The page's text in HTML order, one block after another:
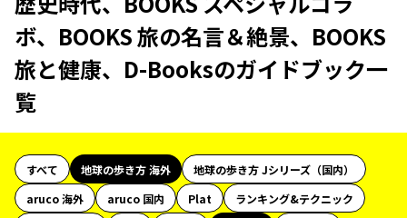
ボ、BOOKS 旅の名言＆絶景、BOOKS
旅と健康、D-Booksのガイドブック一
覧
すべて 地球の歩き方 海外
地球の歩き方 Jシリーズ（国内）
aruco 海外
aruco 国内 Plat
ランキング&テクニック